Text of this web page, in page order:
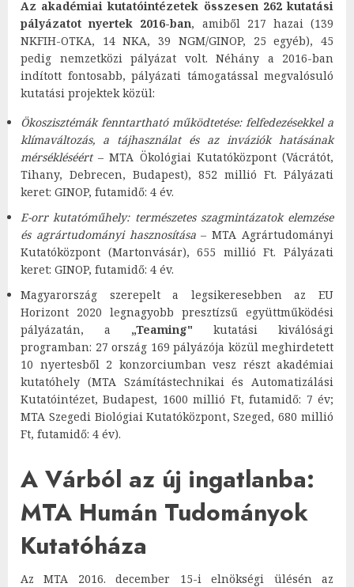
Az akadémiai kutatóintézetek összesen 262 kutatási
pályázatot nyertek 2016-ban, amiből 217 hazai (139
NKFIH-OTKA, 14 NKA, 39 NGM/GINOP, 25 egyéb), 45
pedig nemzetközi pályázat volt. Néhány a 2016-ban
indított fontosabb, pályázati támogatással megvalósuló
kutatási projektek közül:
Ökoszisztémák fenntartható működtetése: felfedezésekkel a
klímaváltozás, a tájhasználat és az inváziók hatásának
mérsékléséért– MTA Ökológiai Kutatóközpont (Vácrátót,
Tihany, Debrecen, Budapest), 852 millió Ft. Pályázati
keret: GINOP, futamidő: 4 év.
E-orr kutatóműhely: természetes szagmintázatok elemzése
és agrártudományi hasznosítása– MTA Agrártudományi
Kutatóközpont (Martonvásár), 655 millió Ft. Pályázati
keret: GINOP, futamidő: 4 év.
Magyarország szerepelt a legsikeresebben az EU
Horizont 2020 legnagyobb presztízsű együttműködési
pályázatán, a „Teaming" kutatási kiválósági
programban: 27 ország 169 pályázója közül meghirdetett
10 nyertesből 2 konzorciumban vesz részt akadémiai
kutatóhely (MTA Számítástechnikai és Automatizálási
Kutatóintézet, Budapest, 1600 millió Ft, futamidő: 7 év;
MTA Szegedi Biológiai Kutatóközpont, Szeged, 680 millió
Ft, futamidő: 4 év).
A Várból az új ingatlanba:
MTA Humán Tudományok
Kutatóháza
Az MTA 2016. december 15-i elnökségi ülésén az